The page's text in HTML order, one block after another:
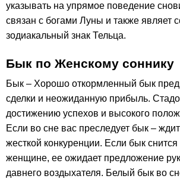
указывать на упрямое поведение
связан с богами Луны и также являет
зодиакальный знак Тельца.
Бык по Женскому соннику
Бык – Хорошо откормленный бык
сделки и неожиданную прибыль.
достижению успехов и высокого
Если во сне вас преследует бык –
жесткой конкуренции. Если бык
женщине, ее ожидает предложение
давнего воздыхателя. Белый бык во